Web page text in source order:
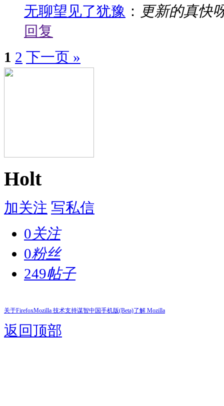
无聊望见了犹豫 ： 更新的真快
回复
1 2 下一页 »
Holt
加关注 写私信
0关注
0粉丝
249帖子
关于FirefoxMozilla 技术支持谋智中国手机版(Beta)了解 Mozilla
返回顶部